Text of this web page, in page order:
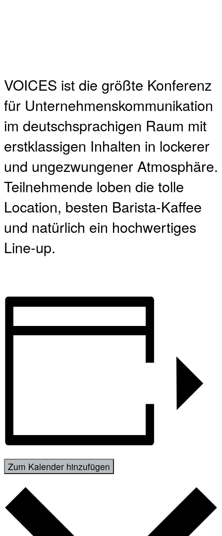
VOICES ist die größte Konferenz
für Unternehmenskommunikation
im deutschsprachigen Raum mit
erstklassigen Inhalten in lockerer
und ungezwungener Atmosphäre.
Teilnehmende loben die tolle
Location, besten Barista-Kaffee
und natürlich ein hochwertiges
Line-up.
Zum Kalender hinzufügen